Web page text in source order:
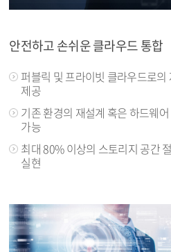
안전하고 손쉬운 클라우드 통합
퍼블릭 및 프라이빗 클라우드로
제공
기존 환경의 재설계 혹은 하드웨
가능
최대 80% 이상의 스토리지 공간
실현